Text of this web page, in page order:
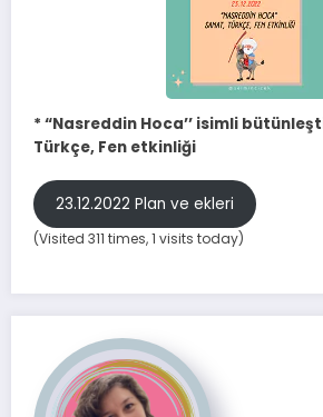
* “Nasreddin Hoca’’ isimli
Türkçe, Fen etkinliği
23.12.2022 Plan ve ekleri
(Visited 311 times, 1 visits today)